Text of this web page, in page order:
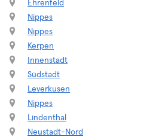
Ehrenfeld
Nippes
Nippes
Kerpen
Innenstadt
Südstadt
Leverkusen
Nippes
Lindenthal
Neustadt-Nord